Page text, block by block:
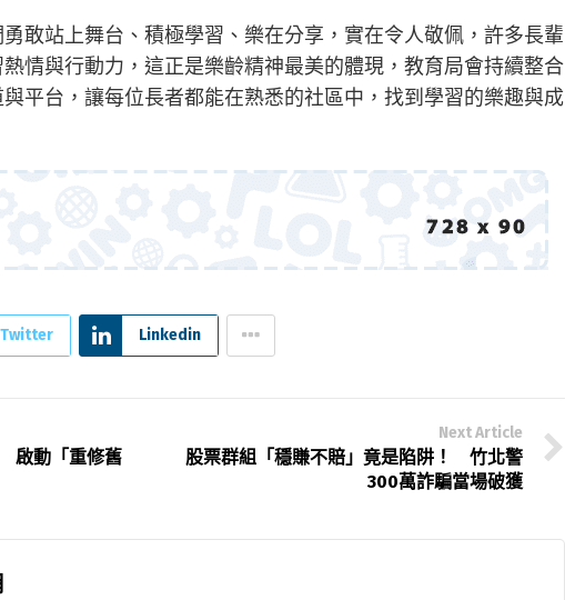
敢站上舞台、積極學習、樂在分享，實在令人敬佩，許多長輩
情與行動力，這正是樂齡精神最美的體現，教育局會持續整合
平台，讓每位長者都能在熟悉的社區中，找到學習的樂趣與成
Twitter Linkedin
啟動「重修舊
Next Article
股票群組「穩賺不賠」竟是陷阱！ 竹北警
300萬詐騙當場破獲